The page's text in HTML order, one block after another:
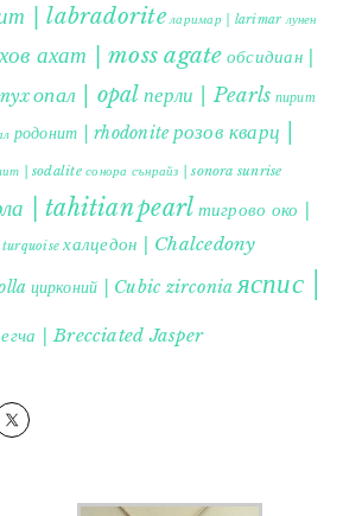
| labradorite ларимар | larimar лунен
ахат | moss agate обсидиан |
опал | opal перли | Pearls пирит |
родонит | rhodonite розов кварц |
| sodalite сонора сънрайз | sonora sunrise
| tahitian pearl тигрово око |
халцедон | Chalcedony
цирконий | Cubic zirconia яспис |
| Brecciated Jasper